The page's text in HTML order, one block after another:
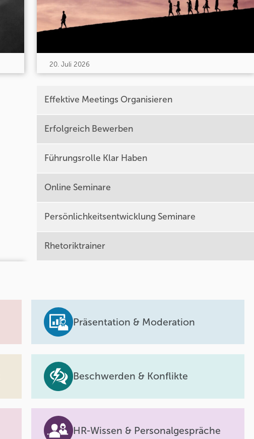
20. Juli 2026
Effektive Meetings Organisieren
Erfolgreich Bewerben
Führungsrolle Klar Haben
Online Seminare
Persönlichkeitsentwicklung Seminare
Rhetoriktrainer
Präsentation & Moderation
Beschwerden & Konflikte
HR-Wissen & Personalgespräche